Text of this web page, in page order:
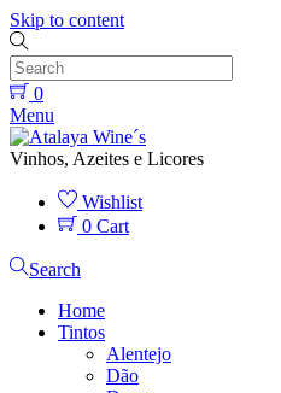
Skip to content
0
Menu
Vinhos, Azeites e Licores
Wishlist
0 Cart
Search
Home
Tintos
Alentejo
Dão